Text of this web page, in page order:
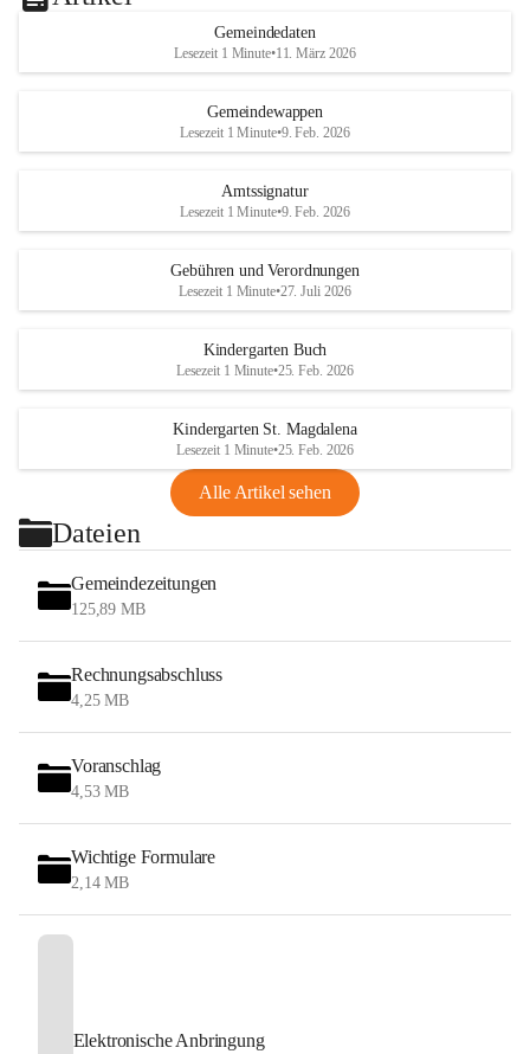
Gemeindedaten
Lesezeit 1 Minute•11. März 2026
Gemeindewappen
Lesezeit 1 Minute•9. Feb. 2026
Amtssignatur
Lesezeit 1 Minute•9. Feb. 2026
Gebühren und Verordnungen
Lesezeit 1 Minute•27. Juli 2026
Kindergarten Buch
Lesezeit 1 Minute•25. Feb. 2026
Kindergarten St. Magdalena
Lesezeit 1 Minute•25. Feb. 2026
Alle Artikel sehen
Dateien
Gemeindezeitungen
125,89 MB
Rechnungsabschluss
4,25 MB
Voranschlag
4,53 MB
Wichtige Formulare
2,14 MB
Elektronische Anbringung